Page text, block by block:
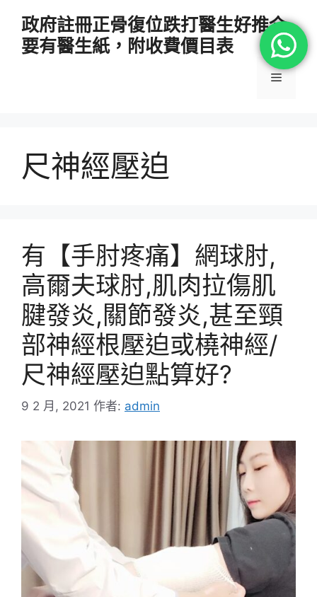
政府註冊正骨復位跌打醫生好推介
要有醫生紙，附收費價目表
選
尺神經壓迫
有【手肘疼痛】網球肘,
高爾夫球肘,肌肉拉傷肌
腱發炎,關節發炎,甚至頸
部神經根壓迫或橈神經/
尺神經壓迫點算好?
9 2 月, 2021 作者: admin